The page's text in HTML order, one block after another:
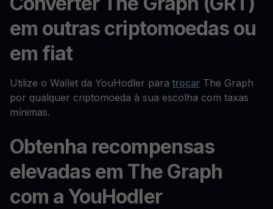
em outras criptomoedas ou
em fiat
Utilize o Wallet da YouHodler paratrocar The Graph
por qualquer criptomoeda à sua escolha com taxas
mínimas.
Obtenha recompensas
elevadas em The Graph
com a YouHodler